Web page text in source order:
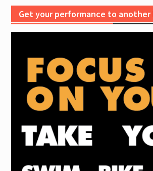
Get your performance to another